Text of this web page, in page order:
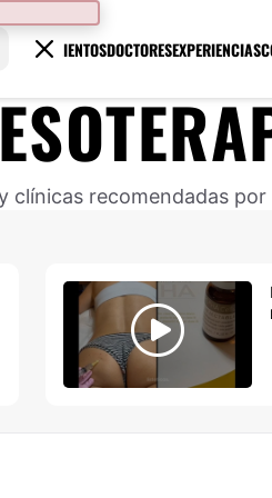
TRATAMIENTOSDOCTORESEXPERIENCIAS
recomendadas